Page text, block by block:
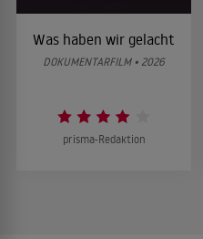
Was haben wir gelacht
DOKUMENTARFILM • 2026
prisma-Redaktion